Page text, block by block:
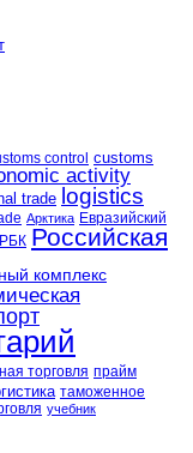
control customs
activity
trade logistics
Арктика Евразийский
РБК Российская
комплекс
торговля прайм
таможенное
учебник